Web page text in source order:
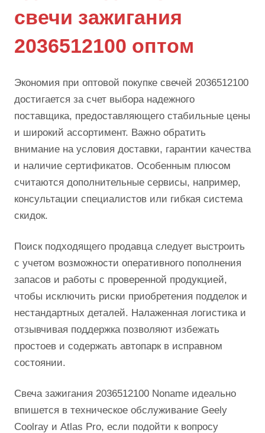
свечи зажигания
2036512100 оптом
Экономия при оптовой покупке свечей 2036512100
достигается за счет выбора надежного
поставщика, предоставляющего стабильные цены
и широкий ассортимент. Важно обратить
внимание на условия доставки, гарантии качества
и наличие сертификатов. Особенным плюсом
считаются дополнительные сервисы, например,
консультации специалистов или гибкая система
скидок.
Поиск подходящего продавца следует выстроить
с учетом возможности оперативного пополнения
запасов и работы с проверенной продукцией,
чтобы исключить риски приобретения подделок и
нестандартных деталей. Налаженная логистика и
отзывчивая поддержка позволяют избежать
простоев и содержать автопарк в исправном
состоянии.
Свеча зажигания 2036512100 Noname идеально
впишется в техническое обслуживание Geely
Coolray и Atlas Pro, если подойти к вопросу